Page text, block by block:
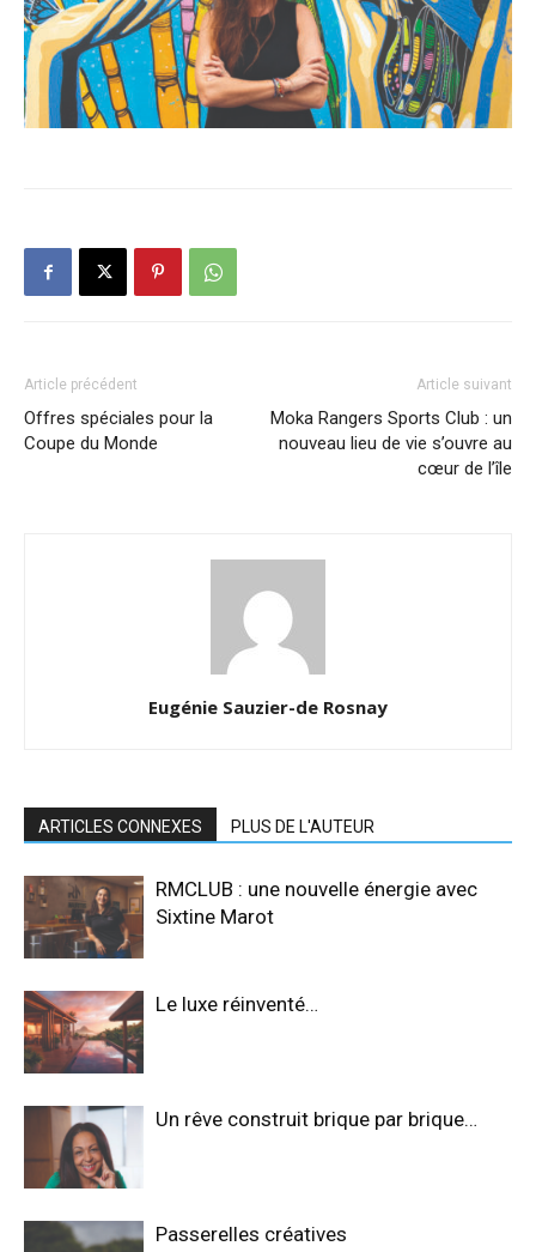
Article précédent
Offres spéciales pour la
Coupe du Monde
Article suivant
Moka Rangers Sports Club : un
nouveau lieu de vie s’ouvre au
cœur de l’île
Eugénie Sauzier-de Rosnay
ARTICLES CONNEXES PLUS DE L'AUTEUR
RMCLUB : une nouvelle énergie avec
Sixtine Marot
Le luxe réinventé…
Un rêve construit brique par brique…
Passerelles créatives